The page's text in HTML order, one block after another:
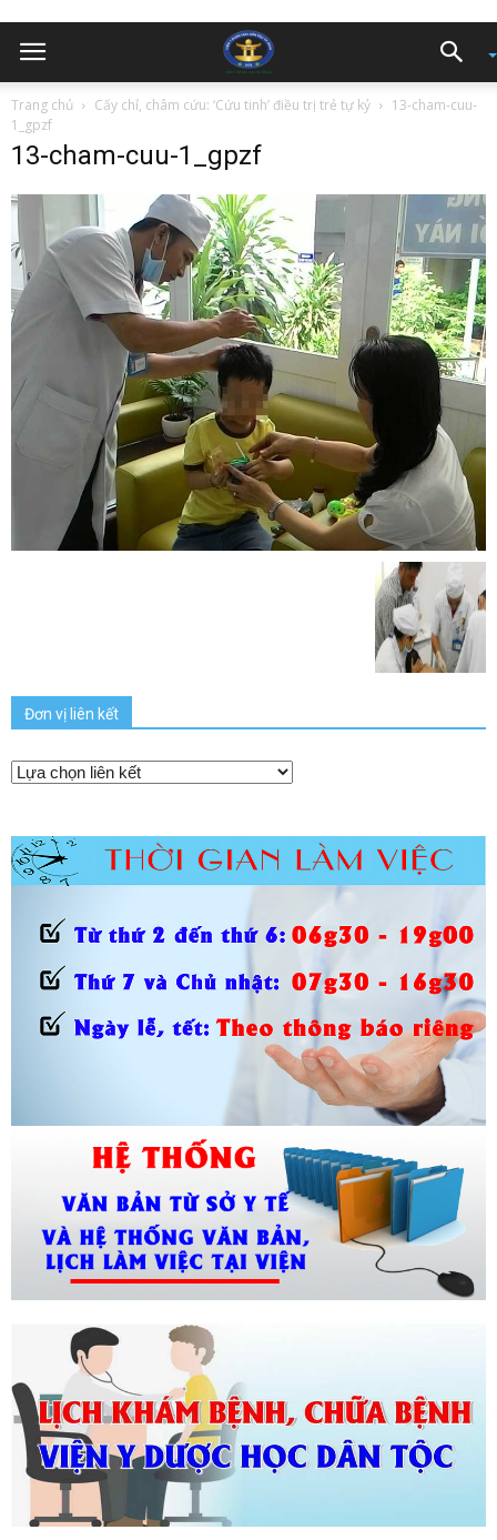
Trang chủ Cấy chỉ, châm cứu: ‘Cứu tinh’ điều trị trẻ tự kỷ
13-cham-cuu-
1_gpzf
13-cham-cuu-1_gpzf
Đơn vị liên kết